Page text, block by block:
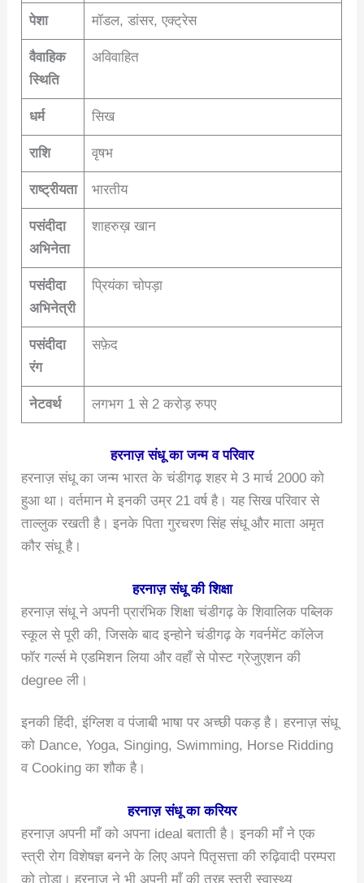
पेशा मॉडल, डांसर, एक्ट्रेस
वैवाहिक
स्थिति
अविवाहित
धर्म सिख
राशि वृषभ
राष्ट्रीयता भारतीय
पसंदीदा
अभिनेता
शाहरुख़ खान
पसंदीदा
अभिनेत्री
प्रियंका चोपड़ा
पसंदीदा
रंग
सफ़ेद
नेटवर्थ लगभग 1 से 2 करोड़ रुपए
हरनाज़ संधू का जन्म व परिवार
हरनाज़ संधू का जन्म भारत के चंडीगढ़ शहर मे 3 मार्च 2000 को
हुआ था। वर्तमान मे इनकी उम्र 21 वर्ष है। यह सिख परिवार से
ताल्लुक रखती है। इनके पिता गुरचरण सिंह संधू और माता अमृत
कौर संधू है।
हरनाज़ संधू की शिक्षा
हरनाज़ संधू ने अपनी प्रारंभिक शिक्षा चंडीगढ़ के शिवालिक पब्लिक
स्कूल से पूरी की, जिसके बाद इन्होने चंडीगढ़ के गवर्नमेंट कॉलेज
फॉर गर्ल्स मे एडमिशन लिया और वहाँ से पोस्ट ग्रेजुएशन की
degree ली।
इनकी हिंदी, इंग्लिश व पंजाबी भाषा पर अच्छी पकड़ है। हरनाज़ संधू
को Dance, Yoga, Singing, Swimming, Horse Ridding
व Cooking का शौक है।
हरनाज़ संधू का करियर
हरनाज़ अपनी माँ को अपना ideal बताती है। इनकी माँ ने एक
स्त्री रोग विशेषज्ञ बनने के लिए अपने पितृसत्ता की रुढ़िवादी परम्परा
को तोडा। हरनाज़ ने भी अपनी माँ की तरह स्त्री स्वास्थ्य